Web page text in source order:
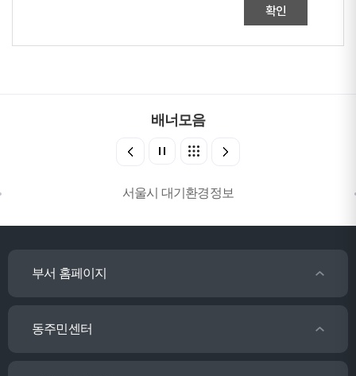
확인
배너모음
서울시 대기환경정보
부서 홈페이지
동주민센터